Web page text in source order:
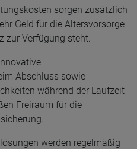
sorgen zusätzlich
Geld für die Altersvorsorge
zur Verfügung steht.
Abschluss sowie
während der Laufzeit
Freiraum für die
werden regelmäßig